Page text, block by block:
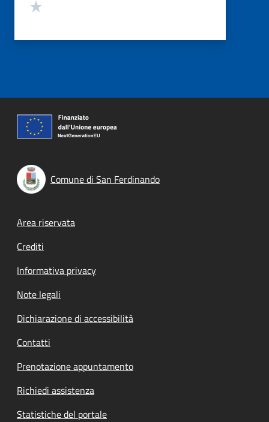
Comune di San Ferdinando
Footer menu
Area riservata
Crediti
Informativa privacy
Note legali
Dichiarazione di accessibilità
Contatti
Prenotazione appuntamento
Richiedi assistenza
Statistiche del portale